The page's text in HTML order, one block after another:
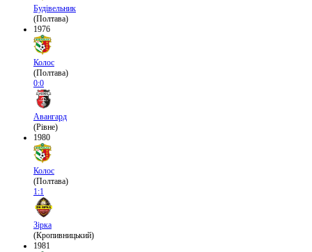
Будівельник
(Полтава)
1976
Колос
(Полтава)
0:0
Авангард
(Рівне)
1980
Колос
(Полтава)
1:1
Зірка
(Кропивницький)
1981